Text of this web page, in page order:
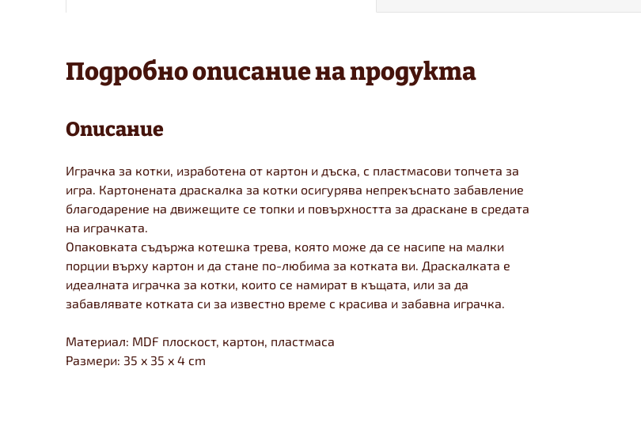
Подробно описание на продукта
Описание
Играчка за котки, изработена от картон и дъска, с пластмасови топчета за
игра. Картонената драскалка за котки осигурява непрекъснато забавление
благодарение на движещите се топки и повърхността за драскане в средата
на играчката.
Опаковката съдържа котешка трева, която може да се насипе на малки
порции върху картон и да стане по-любима за котката ви. Драскалката е
идеалната играчка за котки, които се намират в къщата, или за да
забавлявате котката си за известно време с красива и забавна играчка.
Материал: MDF плоскост, картон, пластмаса
Размери: 35 x 35 x 4 cm